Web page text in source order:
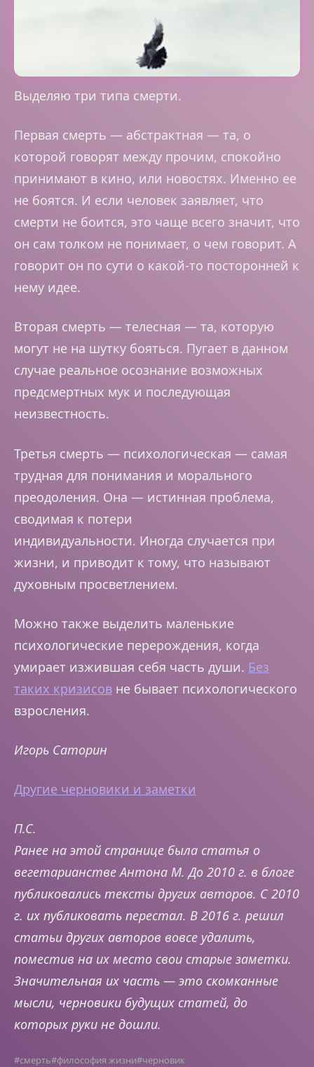
Выделяю три типа смерти.
Первая смерть — абстрактная — та, о
которой говорят между прочим, спокойно
принимают в кино, или новостях. Именно ее
не боятся. И если человек заявляет, что
смерти не боится, это чаще всего значит, что
он сам толком не понимает, о чем говорит. А
говорит он по сути о какой-то посторонней к
нему идее.
Вторая смерть — телесная — та, которую
могут не на шутку бояться. Пугает в данном
случае реальное осознание возможных
предсмертных мук и последующая
неизвестность.
Третья смерть — психологическая — самая
трудная для понимания и морального
преодоления. Она — истинная проблема,
сводимая к потери
индивидуальности. Иногда случается при
жизни, и приводит к тому, что называют
духовным просветлением.
Можно также выделить маленькие
психологические перерождения, когда
умирает изжившая себя часть души. Без
таких кризисов не бывает психологического
взросления.
Игорь Саторин
Другие черновики и заметки
П.С.
Ранее на этой странице была статья о
вегетарианстве Антона М.До 2010 г. в блоге
публиковались тексты других авторов. С 2010
г. их публиковать перестал. В 2016 г. решил
статьи других авторов вовсе удалить,
поместив на их место свои старые заметки.
Значительная их часть — это скомканные
мысли, черновики будущих статей, до
которых руки не дошли.
#смерть#философия жизни#черновик